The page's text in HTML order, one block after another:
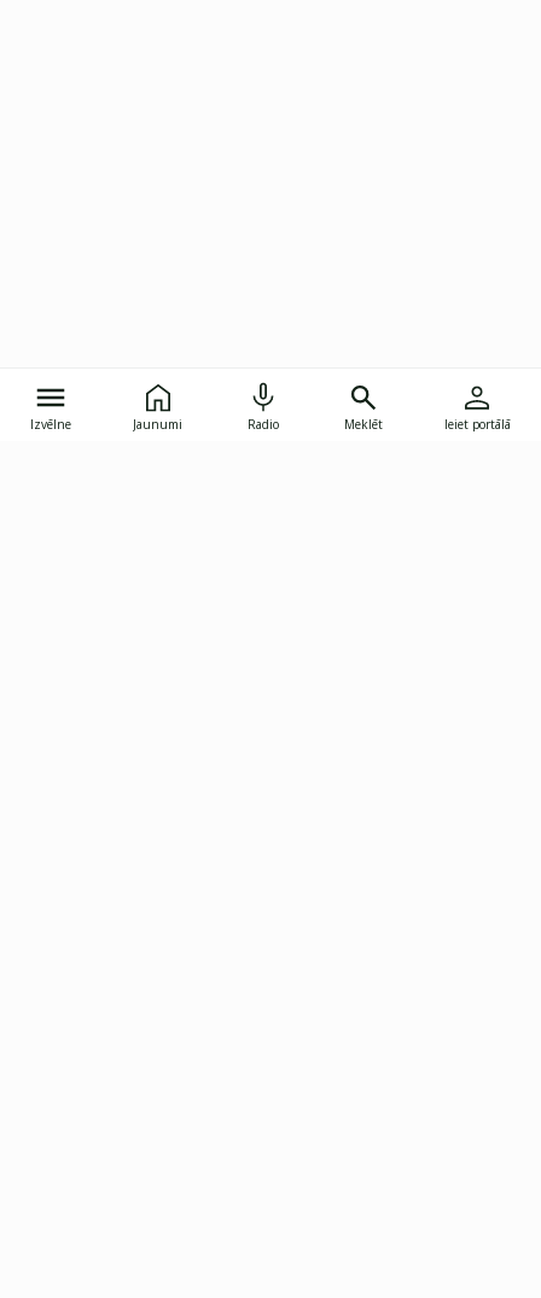
Izvēlne Jaunumi Radio Meklēt Ieiet portālā